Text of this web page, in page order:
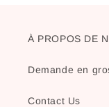
À PROPOS DE
Demande en
Contact Us